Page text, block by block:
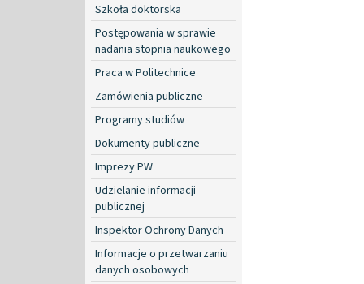
Szkoła doktorska
Postępowania w sprawie
nadania stopnia naukowego
Praca w Politechnice
Zamówienia publiczne
Programy studiów
Dokumenty publiczne
Imprezy PW
Udzielanie informacji
publicznej
Inspektor Ochrony Danych
Informacje o przetwarzaniu
danych osobowych